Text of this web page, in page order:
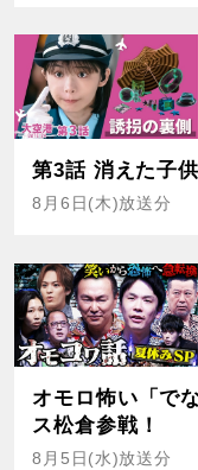
第3話 消えた子
8月6日(木)放送分
オモロ怖い「で
ス松倉参戦！
8月5日(水)放送分